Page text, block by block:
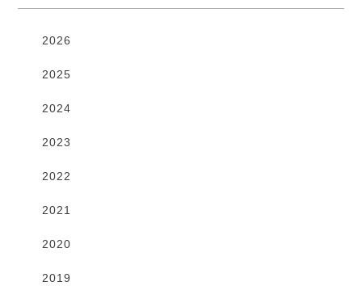
2026
2025
2024
2023
2022
2021
2020
2019